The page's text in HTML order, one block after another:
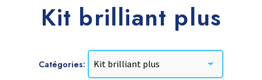
Kit brilliant plus
Catégories: